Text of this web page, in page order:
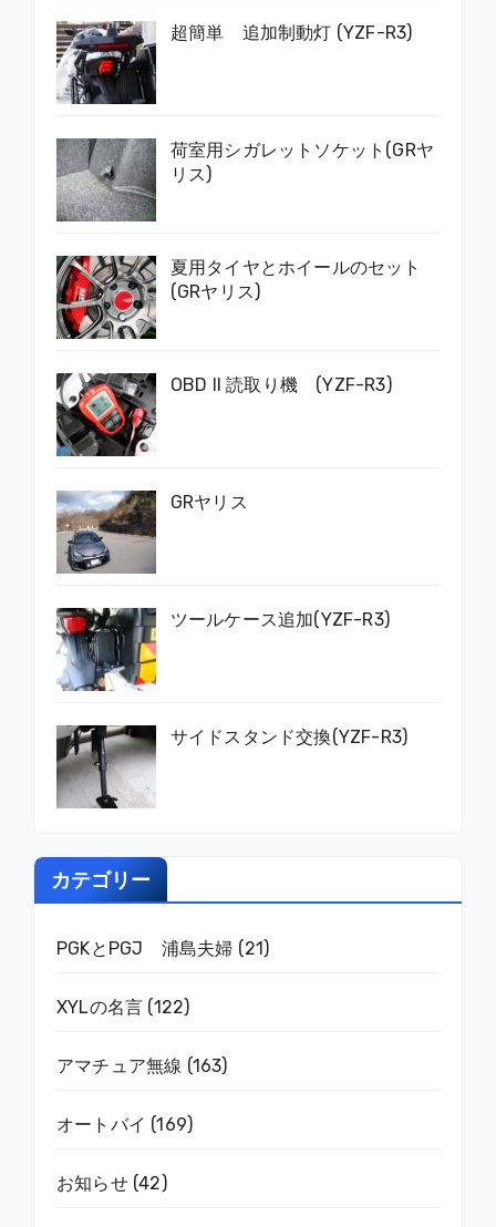
超簡単 追加制動灯 (YZF-R3)
荷室用シガレットソケット(GRヤ
リス)
夏用タイヤとホイールのセット
(GRヤリス)
OBD II 読取り機 (YZF-R3)
GRヤリス
ツールケース追加(YZF-R3)
サイドスタンド交換(YZF-R3)
カテゴリー
PGKとPGJ 浦島夫婦 (21)
XYLの名言 (122)
アマチュア無線 (163)
オートバイ (169)
お知らせ(42)